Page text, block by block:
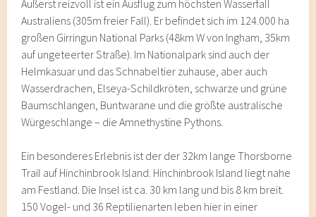
Äußerst reizvoll ist ein Ausflug zum höchsten Wasserfall
Australiens (305m freier Fall). Er befindet sich im 124.000 ha
großen Girringun National Parks (48km W von Ingham, 35km
auf ungeteerter Straße). Im Nationalpark sind auch der
Helmkasuar und das Schnabeltier zuhause, aber auch
Wasserdrachen, Elseya-Schildkröten, schwarze und grüne
Baumschlangen, Buntwarane und die größte australische
Würgeschlange – die Amnethystine Pythons.
Ein besonderes Erlebnis ist der der 32km lange Thorsborne
Trail auf Hinchinbrook Island. Hinchinbrook Island liegt nahe
am Festland. Die Insel ist ca. 30 km lang und bis 8 km breit.
150 Vogel- und 36 Reptilienarten leben hier in einer